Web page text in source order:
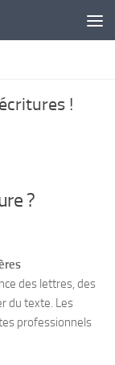
!
?
des lettres, des
du texte. Les
professionnels